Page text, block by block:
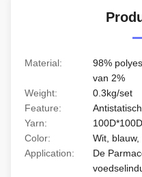
Material:
98%
van 2%
Weight:
0.3kg/set
Feature:
Yarn:
Color:
Wit,
Application:
De